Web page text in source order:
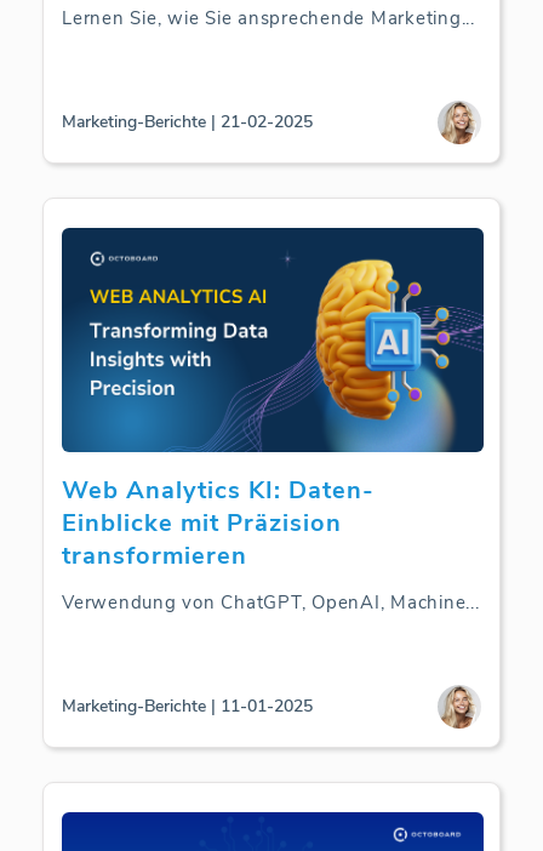
Lernen Sie, wie Sie ansprechende Marketing...
Marketing-Berichte | 21-02-2025
Web Analytics KI: Daten-
Einblicke mit Präzision
transformieren
Verwendung von ChatGPT, OpenAI, Machine...
Marketing-Berichte | 11-01-2025